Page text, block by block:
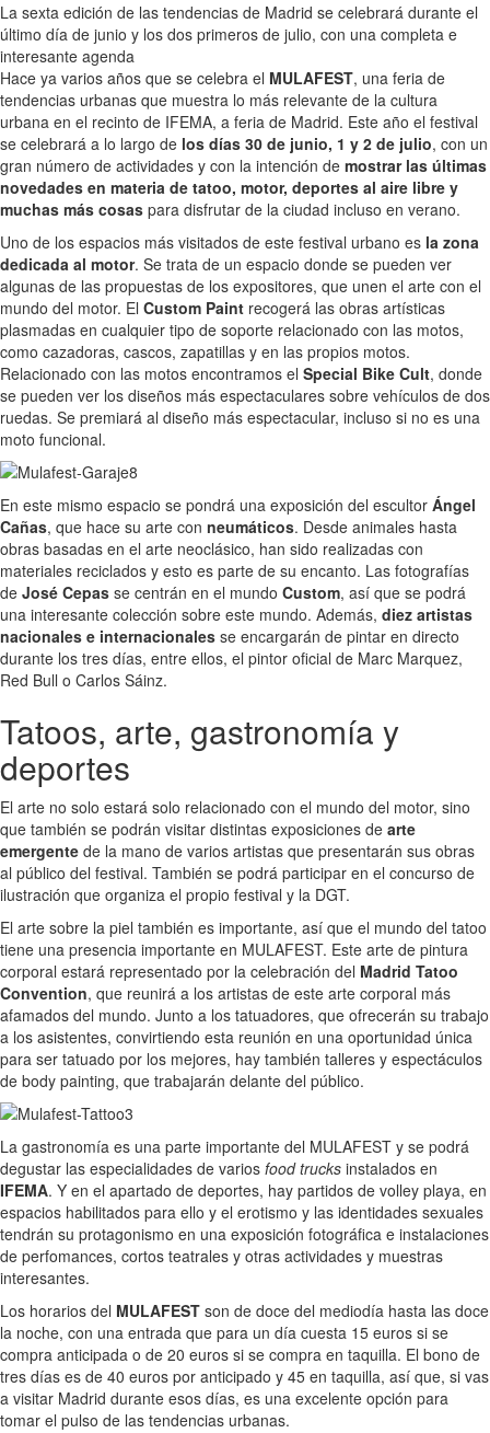
La sexta edición de las tendencias de Madrid se celebrará durante el
último día de junio y los dos primeros de julio, con una completa e
interesante agenda
Hace ya varios años que se celebra el MULAFEST, una feria de
tendencias urbanas que muestra lo más relevante de la cultura
urbana en el recinto de IFEMA, a feria de Madrid. Este año el festival
se celebrará a lo largo de los días 30 de junio, 1 y 2 de julio, con un
gran número de actividades y con la intención de mostrar las últimas
novedades en materia de tatoo, motor, deportes al aire libre y
muchas más cosas para disfrutar de la ciudad incluso en verano.
Uno de los espacios más visitados de este festival urbano es la zona
dedicada al motor. Se trata de un espacio donde se pueden ver
algunas de las propuestas de los expositores, que unen el arte con el
mundo del motor. El Custom Paint recogerá las obras artísticas
plasmadas en cualquier tipo de soporte relacionado con las motos,
como cazadoras, cascos, zapatillas y en las propios motos.
Relacionado con las motos encontramos el Special Bike Cult, donde
se pueden ver los diseños más espectaculares sobre vehículos de dos
ruedas. Se premiará al diseño más espectacular, incluso si no es una
moto funcional.
En este mismo espacio se pondrá una exposición del escultor Ángel
Cañas, que hace su arte con neumáticos. Desde animales hasta
obras basadas en el arte neoclásico, han sido realizadas con
materiales reciclados y esto es parte de su encanto. Las fotografías
de José Cepas se centrán en el mundo Custom, así que se podrá
una interesante colección sobre este mundo. Además, diez artistas
nacionales e internacionales se encargarán de pintar en directo
durante los tres días, entre ellos, el pintor oficial de Marc Marquez,
Red Bull o Carlos Sáinz.
Tatoos, arte, gastronomía y
deportes
El arte no solo estará solo relacionado con el mundo del motor, sino
que también se podrán visitar distintas exposiciones de arte
emergente de la mano de varios artistas que presentarán sus obras
al público del festival. También se podrá participar en el concurso de
ilustración que organiza el propio festival y la DGT.
El arte sobre la piel también es importante, así que el mundo del tatoo
tiene una presencia importante en MULAFEST. Este arte de pintura
corporal estará representado por la celebración del Madrid Tatoo
Convention, que reunirá a los artistas de este arte corporal más
afamados del mundo. Junto a los tatuadores, que ofrecerán su trabajo
a los asistentes, convirtiendo esta reunión en una oportunidad única
para ser tatuado por los mejores, hay también talleres y espectáculos
de body painting, que trabajarán delante del público.
La gastronomía es una parte importante del MULAFEST y se podrá
degustar las especialidades de varios food trucks instalados en
IFEMA. Y en el apartado de deportes, hay partidos de volley playa, en
espacios habilitados para ello y el erotismo y las identidades sexuales
tendrán su protagonismo en una exposición fotográfica e instalaciones
de perfomances, cortos teatrales y otras actividades y muestras
interesantes.
Los horarios del MULAFEST son de doce del mediodía hasta las doce
la noche, con una entrada que para un día cuesta 15 euros si se
compra anticipada o de 20 euros si se compra en taquilla. El bono de
tres días es de 40 euros por anticipado y 45 en taquilla, así que, si vas
a visitar Madrid durante esos días, es una excelente opción para
tomar el pulso de las tendencias urbanas.